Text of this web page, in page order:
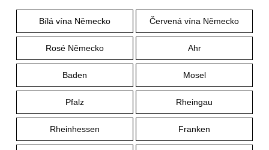
Bílá vína Německo Červená vína Německo
Rosé Německo Ahr
Baden Mosel
Pfalz Rheingau
Rheinhessen Franken
t
?
Hledat